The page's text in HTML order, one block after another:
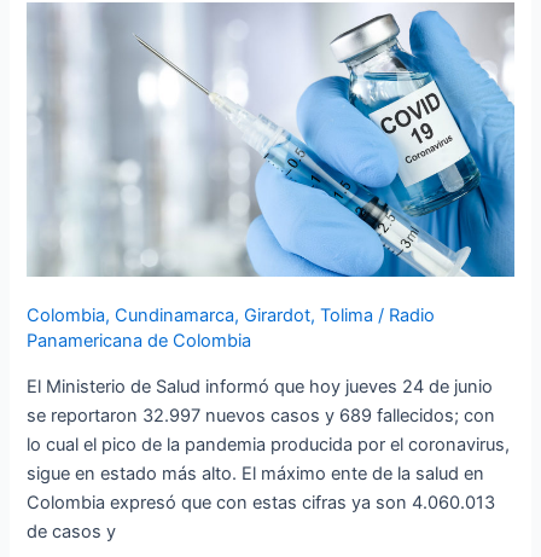
Colombia,Cundinamarca,Girardot,Tolima / Radio
Panamericana de Colombia
El Ministerio de Salud informó que hoy jueves 24 de junio
se reportaron 32.997 nuevos casos y 689 fallecidos; con
lo cual el pico de la pandemia producida por el coronavirus,
sigue en estado más alto. El máximo ente de la salud en
Colombia expresó que con estas cifras ya son 4.060.013
de casos y
Hoy
se
32.997
casos